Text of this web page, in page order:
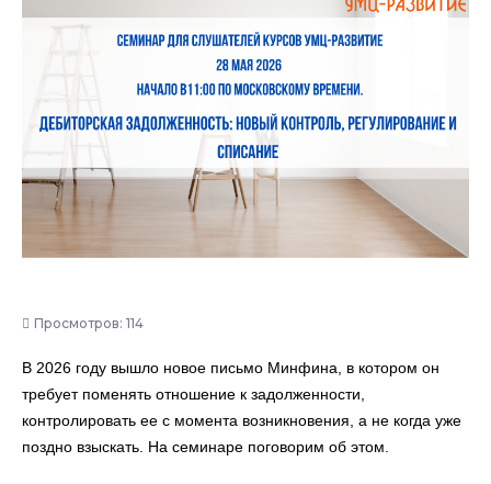
Просмотров: 114
В 2026 году вышло новое письмо Минфина, в котором он
требует поменять отношение к задолженности,
контролировать ее с момента возникновения, а не когда уже
поздно взыскать. На семинаре поговорим об этом.